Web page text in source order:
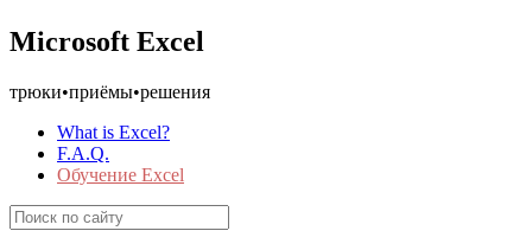
Microsoft Excel
трюки•приёмы•решения
What is Excel?
F.A.Q.
Обучение Excel